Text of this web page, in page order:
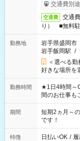
交通費別
交通費
交通
り） ■無料
勤務地
岩手県盛岡市
岩手飯岡駅 /
＜選べる
好きな場所を
勤務時間
★1日4時間～
間のお仕事も
家庭の都合で
※週最低15時
期間
短期2ヵ月～
です！
特徴 日払いOK /